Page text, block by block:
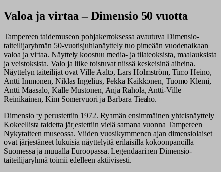
Valoa ja virtaa – Dimensio 50 vuotta
Tampereen taidemuseon pohjakerroksessa avautuva Dimensio-
taiteilijaryhmän 50-vuotisjuhlanäyttely tuo pimeään vuodenaikaan
valoa ja virtaa. Näyttely koostuu media- ja tilateoksista, maalauksista
ja veistoksista. Valo ja liike toistuvat niissä keskeisinä aiheina.
Näyttelyn taiteilijat ovat Ville Aalto, Lars Holmström, Timo Heino,
Antti Immonen, Niklas Ingelius, Pekka Kaikkonen, Tuomo Klemi,
Antti Maasalo, Kalle Mustonen, Anja Rahola, Antti-Ville
Reinikainen, Kim Somervuori ja Barbara Tieaho.
Dimensio ry perustettiin 1972. Ryhmän ensimmäinen yhteisnäyttely
Kokeellista taidetta järjestettiin vielä samana vuonna Tampereen
Nykytaiteen museossa. Viiden vuosikymmenen ajan dimensiolaiset
ovat järjestäneet lukuisia näyttelyitä erilaisilla kokoonpanoilla
Suomessa ja muualla Euroopassa. Legendaarinen Dimensio-
taiteilijaryhmä toimii edelleen aktiivisesti.